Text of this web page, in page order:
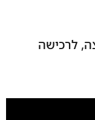
לרכישה